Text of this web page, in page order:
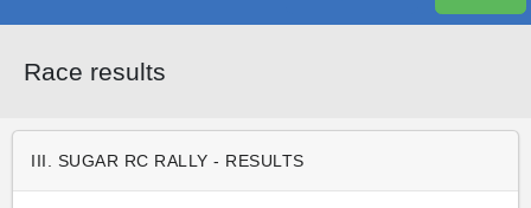
Race results
III. SUGAR RC RALLY - RESULTS